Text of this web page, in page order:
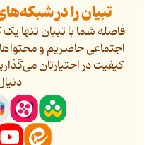
تبیان را در
فاصله شما با تبیان تنها
اجتماعی حاضریم و
کیفیت در اختیارتان